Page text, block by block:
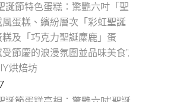
誕節特色蛋糕：驚艷六吋「聖
蛋糕、繽紛層次「彩虹聖誕
及「巧克力聖誕麋鹿」蛋
節慶的浪漫氛圍並品味美食”,
烘焙坊